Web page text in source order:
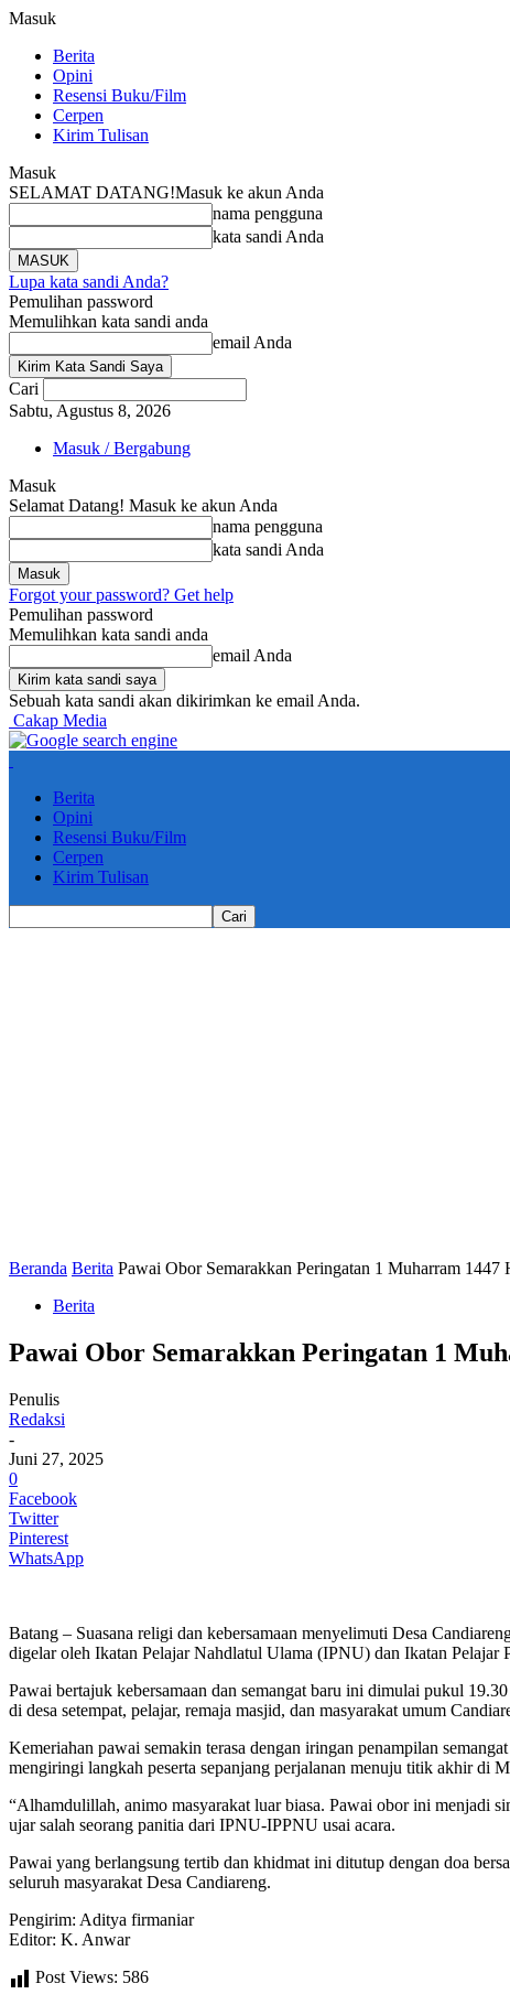
Masuk
Berita
Opini
Resensi Buku/Film
Cerpen
Kirim Tulisan
Masuk
SELAMAT DATANG!Masuk ke akun Anda
nama pengguna
kata sandi Anda
Lupa kata sandi Anda?
Pemulihan password
Memulihkan kata sandi anda
email Anda
Cari
Sabtu, Agustus 8, 2026
Masuk / Bergabung
Masuk
Selamat Datang! Masuk ke akun Anda
nama pengguna
kata sandi Anda
Forgot your password? Get help
Pemulihan password
Memulihkan kata sandi anda
email Anda
Sebuah kata sandi akan dikirimkan ke email Anda.
Cakap Media
Berita
Opini
Resensi Buku/Film
Cerpen
Kirim Tulisan
Beranda Berita Pawai Obor Semarakkan Peringatan 1 Muharram 1447
Berita
Pawai Obor Semarakkan Peringatan 1
Penulis
Redaksi
-
Juni 27, 2025
0
Facebook
Twitter
Pinterest
WhatsApp
Batang – Suasana religi dan kebersamaan menyelimuti Desa
digelar oleh Ikatan Pelajar Nahdlatul Ulama (IPNU) dan Ikatan
Pawai bertajuk kebersamaan dan semangat baru ini dimulai pukul
di desa setempat, pelajar, remaja masjid, dan masyarakat umum
Kemeriahan pawai semakin terasa dengan iringan penampilan
mengiringi langkah peserta sepanjang perjalanan menuju titik akhir di
“Alhamdulillah, animo masyarakat luar biasa. Pawai obor ini menjadi
ujar salah seorang panitia dari IPNU-IPPNU usai acara.
Pawai yang berlangsung tertib dan khidmat ini ditutup dengan doa
seluruh masyarakat Desa Candiareng.
Pengirim: Aditya firmaniar
Editor: K. Anwar
Post Views: 586